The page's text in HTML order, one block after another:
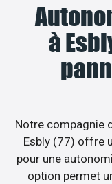
à
Notre compagnie
Esbly (77) offre
pour une
option permet